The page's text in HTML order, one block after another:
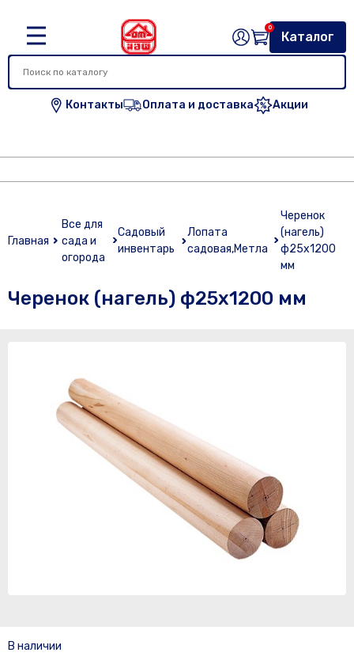
Контакты Оплата и доставка Акции
Каталог
0
Главная
Все для
сада и
огорода
Садовый
инвентарь
Лопата
садовая,Метла
Черенок
(нагель)
ф25х1200
мм
Черенок (нагель) ф25х1200 мм
В наличии